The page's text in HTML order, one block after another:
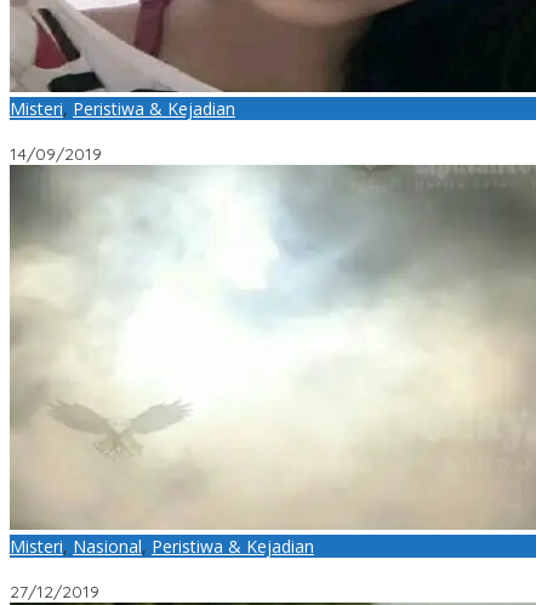
Misteri, Peristiwa & Kejadian
14/09/2019
Misteri, Nasional, Peristiwa & Kejadian
27/12/2019